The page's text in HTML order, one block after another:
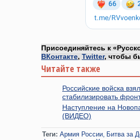
Присоединяйтесь к
ВКонтакте, Twitter, чтобы
Читайте также
Российские войска
стабилизировать
Наступление на
(ВИДЕО)
Теги: Армия России Битва за